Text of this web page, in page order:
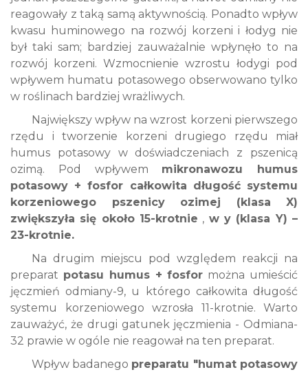
reagowały z taką samą aktywnością. Ponadto wpływ
kwasu huminowego na rozwój korzeni i łodyg nie
był taki sam; bardziej zauważalnie wpłynęło to na
rozwój korzeni. Wzmocnienie wzrostu łodygi pod
wpływem humatu potasowego obserwowano tylko
w roślinach bardziej wrażliwych.
Największy wpływ na wzrost korzeni pierwszego
rzędu i tworzenie korzeni drugiego rzędu miał
humus potasowy w doświadczeniach z pszenicą
ozimą. Pod wpływem mikronawozu humus
potasowy + fosfor całkowita długość systemu
korzeniowego pszenicy ozimej (klasa X)
zwiększyła się około 15-krotnie , w y (klasa Y) –
23-krotnie.
Na drugim miejscu pod względem reakcji na
preparat potasu humus + fosfor można umieścić
jęczmień odmiany-9, u którego całkowita długość
systemu korzeniowego wzrosła 11-krotnie. Warto
zauważyć, że drugi gatunek jęczmienia - Odmiana-
32 prawie w ogóle nie reagował na ten preparat.
Wpływ badanego preparatu "humat potasowy